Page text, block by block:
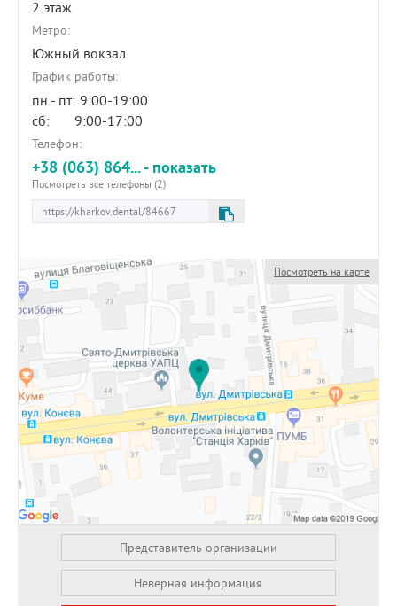
2 этаж
Метро:
Южный вокзал
График работы:
пн - пт: 9:00-19:00
сб:
9:00-17:00
Телефон:
+38 (063) 864... - показать
Посмотреть все телефоны (2)
Посмотреть на карте
Представитель организации
Неверная информация